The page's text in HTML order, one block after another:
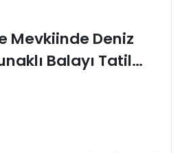
Mevkiinde Deniz